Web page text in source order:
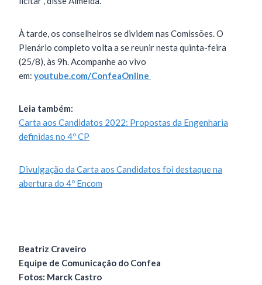
À tarde, os conselheiros se dividem nas Comissões. O
Plenário completo volta a se reunir nesta quinta-feira
(25/8), às 9h. Acompanhe ao vivo
em: youtube.com/ConfeaOnline
Leia também:
Carta aos Candidatos 2022: Propostas da Engenharia
definidas no 4º CP
Divulgação da Carta aos Candidatos foi destaque na
abertura do 4º Encom
Beatriz Craveiro
Equipe de Comunicação do Confea
Fotos: Marck Castro